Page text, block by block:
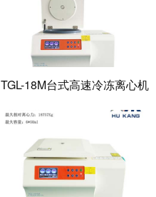
TGL-18M台式高速冷冻离心机